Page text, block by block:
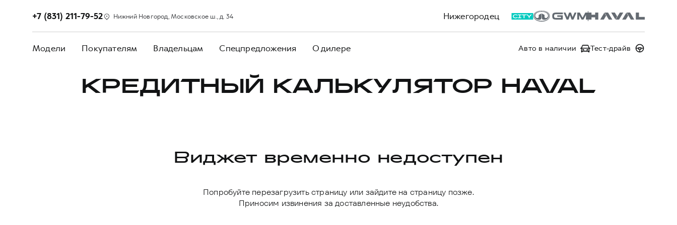
Нижегородец
+7 (831) 211-79-52 Нижний Новгород, Московское ш., д. 34
Модели Покупателям Владельцам Спецпредложения О дилере Авто в наличии Тест-драйв
КРЕДИТНЫЙ КАЛЬКУЛЯТОР HAVAL
Виджет временно недоступен
Попробуйте перезагрузить страницу или зайдите на страницу позже.
Приносим извинения за доставленные неудобства.